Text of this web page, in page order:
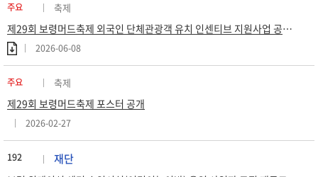
주요 축제
제29회 보령머드축제 외국인 단체관광객 유치 인센티브 지원사업 공고 (재공고)
2026-06-08
주요 축제
제29회 보령머드축제 포스터 공개
2026-02-27
192 재단